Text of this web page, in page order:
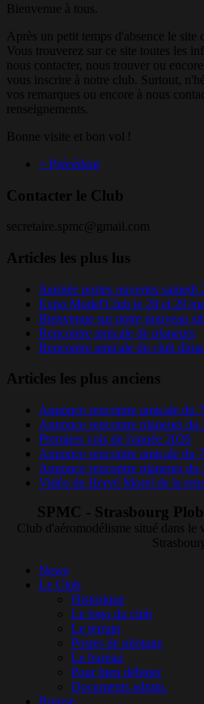
Bienvenue à tous.
Après un petit temps d'absence le site
Vous trouverez sur ce site toutes les
nous contacter, nous trouver ou
vous inscrire à notre club. Surtout,
vos remarques ou encore à nous
renseignements.
Bonne visite et bon vol !
< Précédent
Contacter le Club
secretaire.spmc@gmail.com
Articles les plus lus
Journée portes ouvertes samedi
Expo Model'Club le 28 et 29
Bienvenue sur notre nouveau
Rencontre amicale de planeurs
Rencontre amicale du club
Articles les plus anciens
Annonce rencontre amicale du
Annonce rencontre planeurs
Premiers vols de l'année 2026
Annonce rencontre amicale du
Annonce rencontre planeurs
Vidéo de Hervé Morel de la
SPMC - Strasbourg
Club d'aéromodélisme situé dans le
News
Le Club
Historique
Le logo du club
Le terrain
Postes de pilotage
Le bureau
Pour bien débuter
Documents admin.